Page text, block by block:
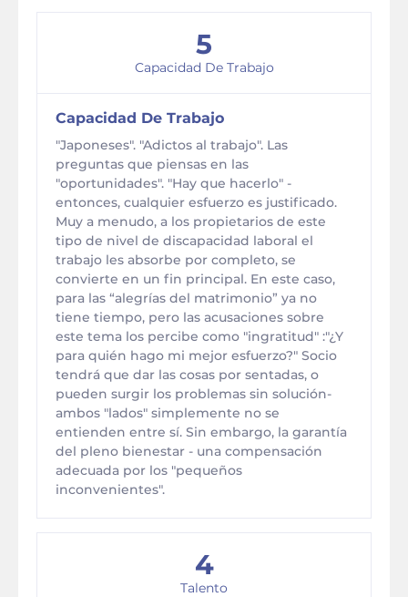
5
Capacidad De Trabajo
Capacidad De Trabajo
"Japoneses". "Adictos al trabajo". Las
preguntas que piensas en las
"oportunidades". "Hay que hacerlo" -
entonces, cualquier esfuerzo es justificado.
Muy a menudo, a los propietarios de este
tipo de nivel de discapacidad laboral el
trabajo les absorbe por completo, se
convierte en un fin principal. En este caso,
para las “alegrías del matrimonio” ya no
tiene tiempo, pero las acusaciones sobre
este tema los percibe como "ingratitud" :"¿Y
para quién hago mi mejor esfuerzo?" Socio
tendrá que dar las cosas por sentadas, o
pueden surgir los problemas sin solución-
ambos "lados" simplemente no se
entienden entre sí. Sin embargo, la garantía
del pleno bienestar - una compensación
adecuada por los "pequeños
inconvenientes".
4
Talento